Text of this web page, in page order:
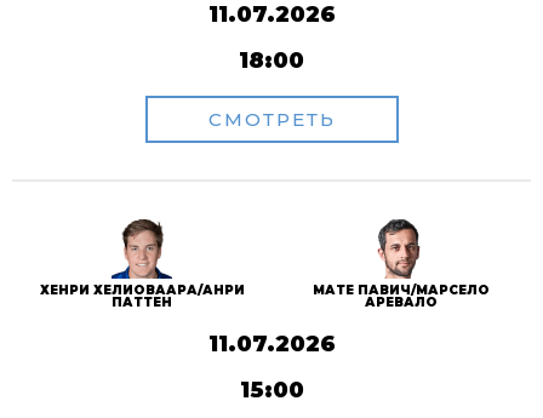
11.07.2026
18:00
СМОТРЕТЬ
ХЕНРИ ХЕЛИОВААРА/АНРИ
ПАТТЕН
МАТЕ ПАВИЧ/МАРСЕЛО
АРЕВАЛО
11.07.2026
15:00